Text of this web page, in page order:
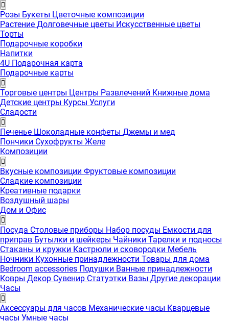
Розы Букеты Цветочные композиции
Растение Долговечные цветы Искусственные цветы
Торты
Подарочные коробки
Напитки
4U Подарочная карта
Подарочные карты
Торговые центры Центры Развлечений Книжные дома
Детские центры Курсы Услуги
Сладости
Печенье Шоколадные конфеты Джемы и мед
Пончики Сухофрукты Желе
Композиции
Вкусные композиции Фруктовые композиции
Сладкие композиции
Креативные подарки
Воздушный шары
Дом и Офис
Посуда Столовые приборы Набор посуды Емкости для
приправ Бутылки и шейкеры Чайники Тарелки и подносы
Стаканы и кружки Кастрюли и сковородки Мебель
Ночники Кухонные принадлежности Товары для дома
Bedroom accessories Подушки Ванные принадлежности
Ковры Декор Сувенир Статуэтки Вазы Другие декорации
Часы
Аксессуары для часов Механические часы Кварцевые
часы Умные часы